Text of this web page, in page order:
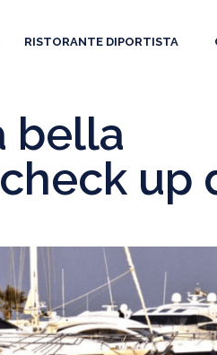
RISTORANTE DIPORTISTA
bella
up